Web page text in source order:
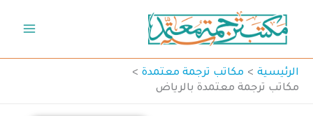
المحتوى
الرئيسية
مكاتب ترجمة معتمدة
مكاتب ترجمة معتمدة بالرياض